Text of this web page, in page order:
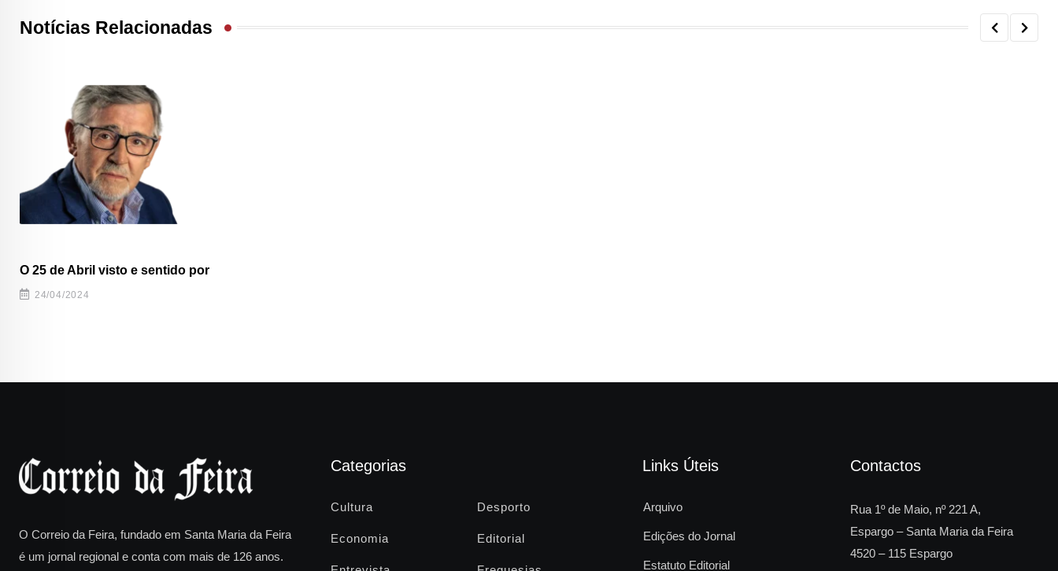
Notícias Relacionadas
O 25 de Abril visto e sentido por
24/04/2024
O Correio da Feira, fundado em Santa Maria da Feira
é um jornal regional e conta com mais de 126 anos.
Categorias
Cultura Desporto
Economia Editorial
Links Úteis
Arquivo
Edições do Jornal
Estatuto Editorial
Contactos
Rua 1º de Maio, nº 221 A,
Espargo – Santa Maria da Feira
4520 – 115 Espargo